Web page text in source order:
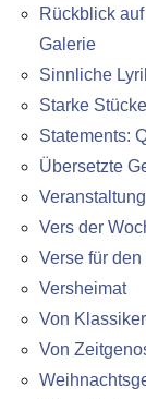
Rückblick
Galerie
Sinnliche
Starke
Statements:
Übersetzte
Vers der
Verse für den
Versheimat
Von
Von